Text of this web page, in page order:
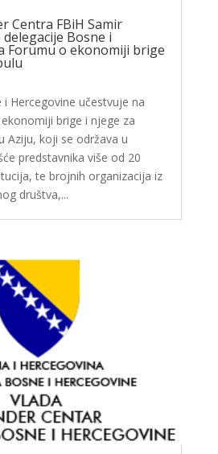
Centra FBiH Samir
Bosne i
Forumu o ekonomiji brige
Hercegovine učestvuje na
brige i njege za
Aziju, koji se održava u
predstavnika više od 20
te brojnih organizacija iz
društva,...